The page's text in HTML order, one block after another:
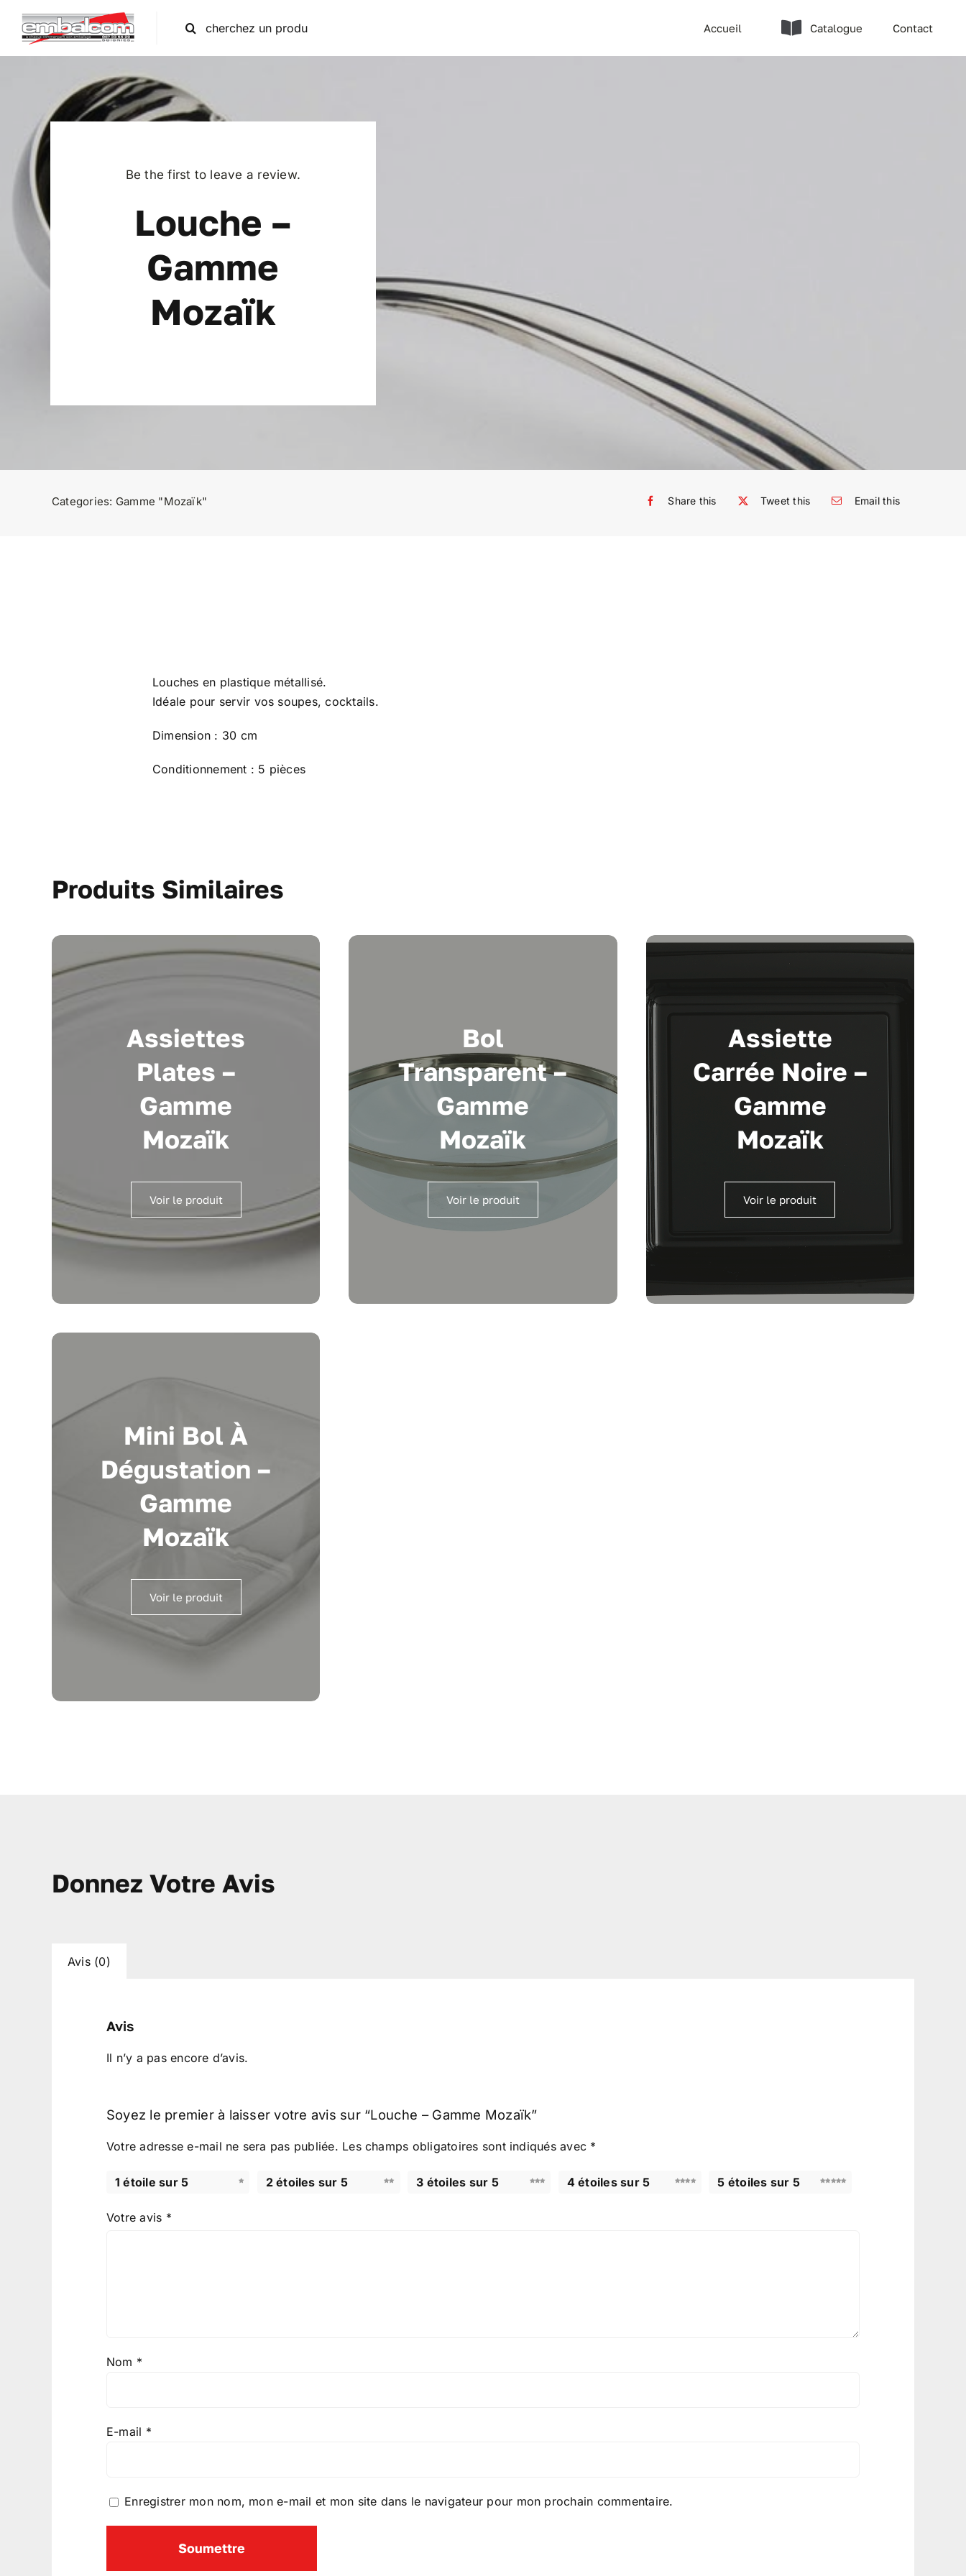
content
Rechercher Accueil Catalogue Contact
Be the first to leave a review.
Louche –
Gamme
Mozaïk
Categories: Gamme "Mozaïk" Share this Tweet this Email this
Louches en plastique métallisé.
Idéale pour servir vos soupes, cocktails.
Dimension : 30 cm
Conditionnement : 5 pièces
Produits Similaires
Assiettes
Plates –
Gamme
Mozaïk
Voir le produit
Bol
Transparent –
Gamme
Mozaïk
Voir le produit
Assiette
Carrée Noire –
Gamme
Mozaïk
Voir le produit
Mini Bol À
Dégustation –
Gamme
Mozaïk
Voir le produit
Donnez Votre Avis
Avis (0)
Avis
Il n’y a pas encore d’avis.
Soyez le premier à laisser votre avis sur “Louche – Gamme Mozaïk”
Votre adresse e-mail ne sera pas publiée. Les champs obligatoires sont indiqués avec *
1 étoile sur 5 2 étoiles sur 5 3 étoiles sur 5 4 étoiles sur 5 5 étoiles sur 5
Votre avis *
Nom *
E-mail *
Enregistrer mon nom, mon e-mail et mon site dans le navigateur pour mon prochain commentaire.